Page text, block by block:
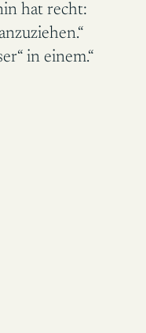
hat recht:
in einem.“